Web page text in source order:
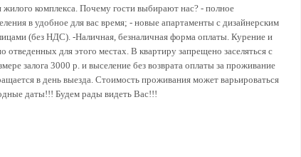
комплекса. Почему гости выбирают нас? - полное
в удобное для вас время; - новые апартаменты с дизайнерским
(без НДС). -Наличная, безналичная форма оплаты. Курение и
для этого местах. В квартиру запрещено заселяться с
залога 3000 р. и выселение без возврата оплаты за проживание
в день выезда. Стоимость проживания может варьироваться
даты!!! Будем рады видеть Вас!!!